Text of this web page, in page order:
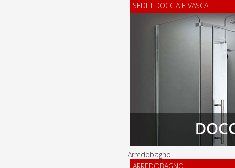
SEDILI DOCCIA E VASCA
Arredobagno